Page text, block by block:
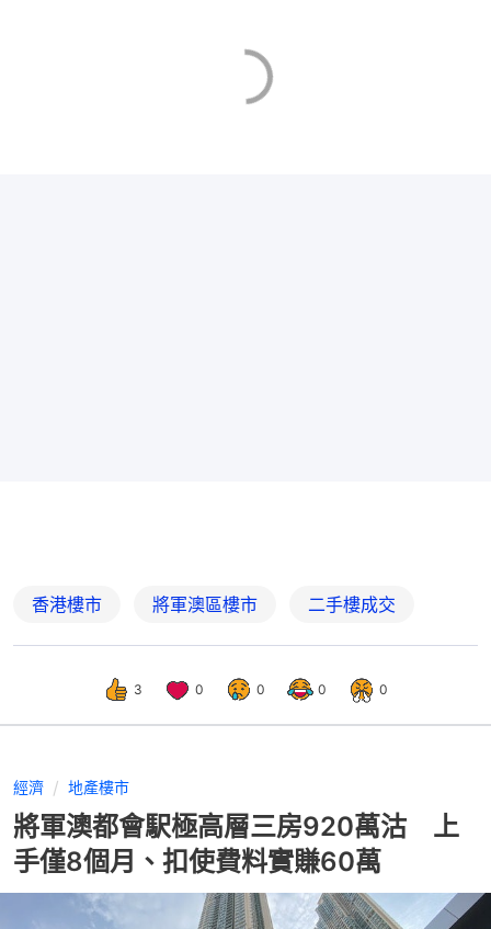
香港樓市 將軍澳區樓市 二手樓成交
3 0 0 0 0
經濟 地產樓市
將軍澳都會駅極高層三房920萬沽 上
手僅8個月、扣使費料實賺60萬